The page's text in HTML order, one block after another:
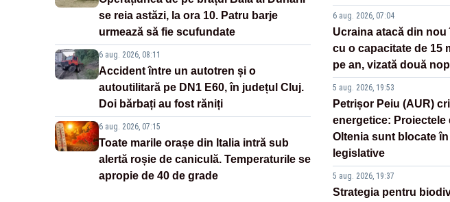
se reia astăzi, la ora 10. Patru barje
urmează să fie scufundate
6 aug. 2026, 08:11
Accident între un autotren și o
autoutilitară pe DN1 E60, în județul Cluj.
Doi bărbați au fost răniți
6 aug. 2026, 07:15
Toate marile orașe din Italia intră sub
alertă roșie de caniculă. Temperaturile se
apropie de 40 de grade
6 aug. 2026, 07:04
Ucraina atacă din
cu o capacitate de 15
pe an, vizată două
5 aug. 2026, 19:53
Petrișor Peiu (AUR)
energetice:
Oltenia sunt blocate
legislative
5 aug. 2026, 19:37
Strategia pentru